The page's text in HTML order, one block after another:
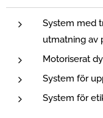
System med
utmatning av
Motoriserat
System för
System för